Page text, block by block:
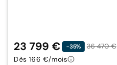
23 799 € -35%
36 470 €
Dès 166 €/mois